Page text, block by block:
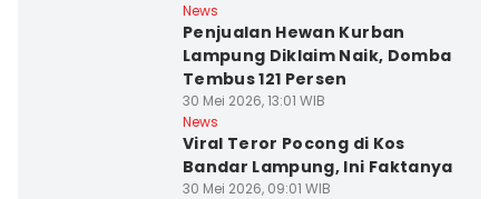
News
Penjualan Hewan Kurban
Lampung Diklaim Naik, Domba
Tembus 121 Persen
30 Mei 2026, 13:01 WIB
News
Viral Teror Pocong di Kos
Bandar Lampung, Ini Faktanya
30 Mei 2026, 09:01 WIB